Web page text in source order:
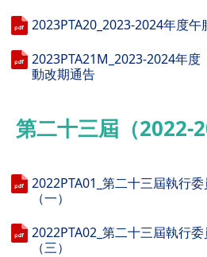
2023PTA20_2023-2024年度午
2023PTA21M_2023-2024年
動改期通告
第二十三屆（2022-
2022PTA01_第二十三屆執行
（一）
2022PTA02_第二十三屆執行
（三）